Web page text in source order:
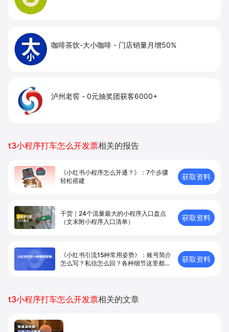
咖啡茶饮-大小咖啡 - 门店销量月增50%
泸州老窖 - 0元抽奖团获客6000+
t3小程序打车怎么开发票相关的报告
《小红书小程序怎么开通？》：7个步骤
轻松搭建
获取资料
干货｜24个流量最大的小程序入口盘点
（文末附小程序入口清单）
获取资料
《小红书引流15种常用姿势》：账号简介
怎么写？私信怎么回？各种细节这里都
获取资料
t3小程序打车怎么开发票相关的文章